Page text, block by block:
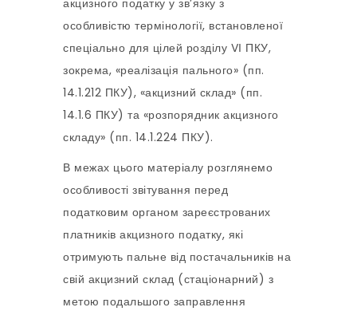
акцизного податку у зв’язку з
особливістю термінології, встановленої
спеціально для цілей розділу VІ ПКУ,
зокрема, «реалізація пального» (пп.
14.1.212 ПКУ), «акцизний склад» (пп.
14.1.6 ПКУ) та «розпорядник акцизного
складу» (пп. 14.1.224 ПКУ).
В межах цього матеріалу розглянемо
особливості звітування перед
податковим органом зареєстрованих
платників акцизного податку, які
отримують пальне від постачальників на
свій акцизний склад (стаціонарний) з
метою подальшого заправлення